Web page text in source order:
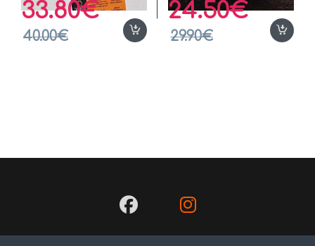
33.80€
40.00€
24.50€
29.90€